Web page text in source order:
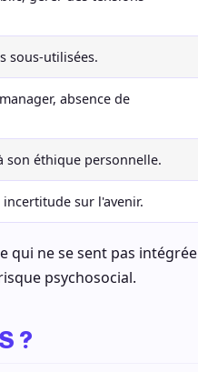
sous-utilisées.
absence de
son éthique personnelle.
sur l'avenir.
qui ne se sent pas intégrée
psychosocial.
?